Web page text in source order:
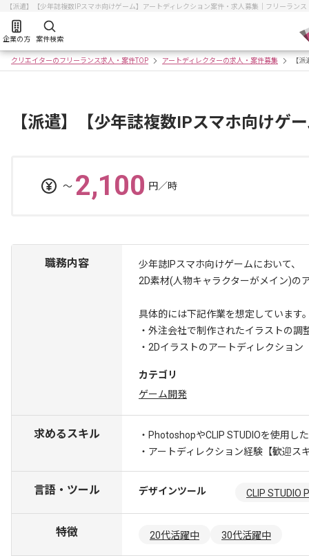
【派遣】【少年誌複数IPスマホ向けゲーム】アートディレクション案件・求人募集｜フリーラン
企業の方 案件検索
クリエイターのフリーランス求人・案件TOP アートディレクターの求人・案件募集 【
【派遣】【少年誌複数IPスマホ向けゲ
〜 2,100 円／時
職務内容
少年誌IPスマホ向けゲームにおいて、
2D素材(人物キャラクターがメイン)の
具体的には下記作業を想定しています
・外注会社で制作されたイラストの
・2Dイラストのアートディレクション
カテゴリ
ゲーム開発
求めるスキル
・PhotoshopやCLIP STUDIOを使用し
・アートディレクション経験 【歓迎ス
言語・ツール デザインツール CLIP STUDIO
特徴 20代活躍中 30代活躍中